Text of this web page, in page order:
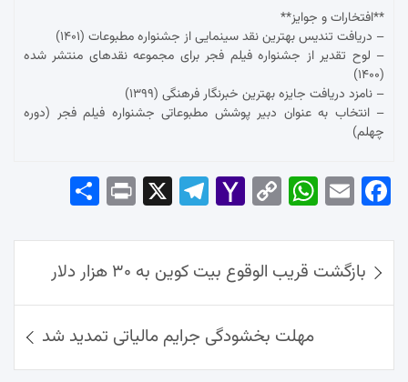
**افتخارات و جوایز**
– دریافت تندیس بهترین نقد سینمایی از جشنواره مطبوعات (۱۴۰۱)
– لوح تقدیر از جشنواره فیلم فجر برای مجموعه نقدهای منتشر شده
(۱۴۰۰)
– نامزد دریافت جایزه بهترین خبرنگار فرهنگی (۱۳۹۹)
– انتخاب به عنوان دبیر پوشش مطبوعاتی جشنواره فیلم فجر (دوره
چهلم)
Fac
ok
Em
Wh
Ap
p
Co
Lin
k
Yah
Mai
l
Tel
am
Pri
راهبری
نوشته‌ها
بازگشت قریب الوقوع بیت کوین به ۳۰ هزار دلار
مهلت بخشودگی جرایم مالیاتی تمدید شد